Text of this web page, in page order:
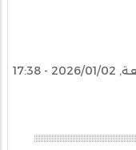
- 17:38